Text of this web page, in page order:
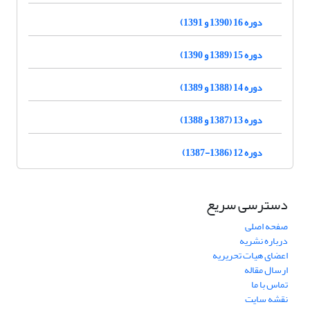
دوره 16 (1390 و 1391)
دوره 15 (1389 و 1390)
دوره 14 (1388 و 1389)
دوره 13 (1387 و 1388)
دوره 12 (1386-1387)
دسترسی سریع
صفحه اصلی
درباره نشریه
اعضای هیات تحریریه
ارسال مقاله
تماس با ما
نقشه سایت